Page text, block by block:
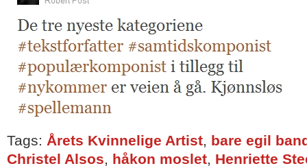
Tags: Årets Kvinnelige Artist, bare egil
Christel Alsos, håkon moslet, Henriette